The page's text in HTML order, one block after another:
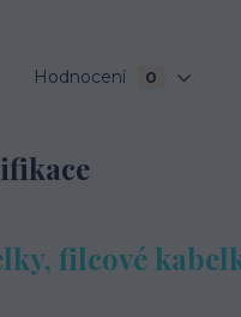
Hodnocení 0
filcové